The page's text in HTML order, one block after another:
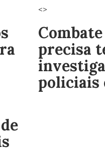
<>
precisa
policiais